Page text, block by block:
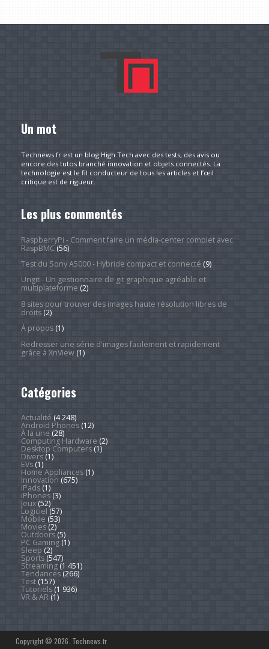
Un mot
Technews.fr est un blog High Tech avec des tests, des avis ou
encore des tutos branché innovation et objets connectés. La
technologie est le fil conducteur de tous les articles et l’œil
critique est de rigueur.
Les plus commentés
RaspberryPi - Comment faire un média-center complet avec
RaspBMC(56)
Test du Sony A5000 - Hybride compact et connecté (9)
Ungit - Un gestionnaire de git graphique agréable et
multiplateforme (2)
8 sites pour trouver des images haute résolution libres de
droits(2)
À propos(1)
Redresser une série d'images facilement et rapidement
grâce à XnView(1)
Catégories
Actualité (4 248)
Android Phones(12)
À la une (28)
Computing Hardware (2)
Desktop Computers(1)
Divers(1)
EVs(1)
Home Appliances(1)
Innovation (675)
iPads(1)
iPhones(3)
Jeux(52)
Logiciel (57)
Mobile (53)
Movies(2)
Outdoors(5)
PC Gaming(1)
Sleep (2)
Sports(547)
Streaming(1 451)
Tendances(266)
Test(157)
Tutoriels(1 936)
VR & AR(1)
Copyright © 2026. Technews.fr